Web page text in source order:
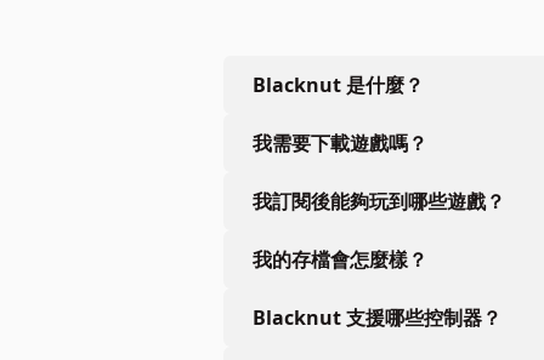
Blacknut 是什麼？
我需要下載遊戲嗎？
我訂閱後能夠玩到哪些遊戲？
我的存檔會怎麼樣？
Blacknut 支援哪些控制器？